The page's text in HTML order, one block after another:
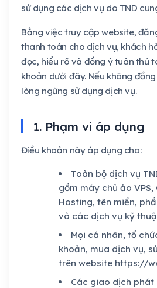
sử dụng các dịch vụ do TND
Bằng việc truy cập website,
thanh toán cho dịch vụ, khách
đọc, hiểu rõ và đồng ý tuân thủ
khoản dưới đây. Nếu không
lòng ngừng sử dụng dịch vụ.
1. Phạm vi áp dụng
Điều khoản này áp dụng cho:
Toàn bộ dịch vụ
gồm máy chủ ảo VPS,
Hosting, tên miền,
và các dịch vụ kỹ
Mọi cá nhân, tổ
khoản, mua dịch vụ,
trên website https://
Các giao dịch phát